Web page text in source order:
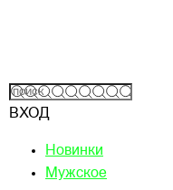
ВХОД
Новинки
Мужское